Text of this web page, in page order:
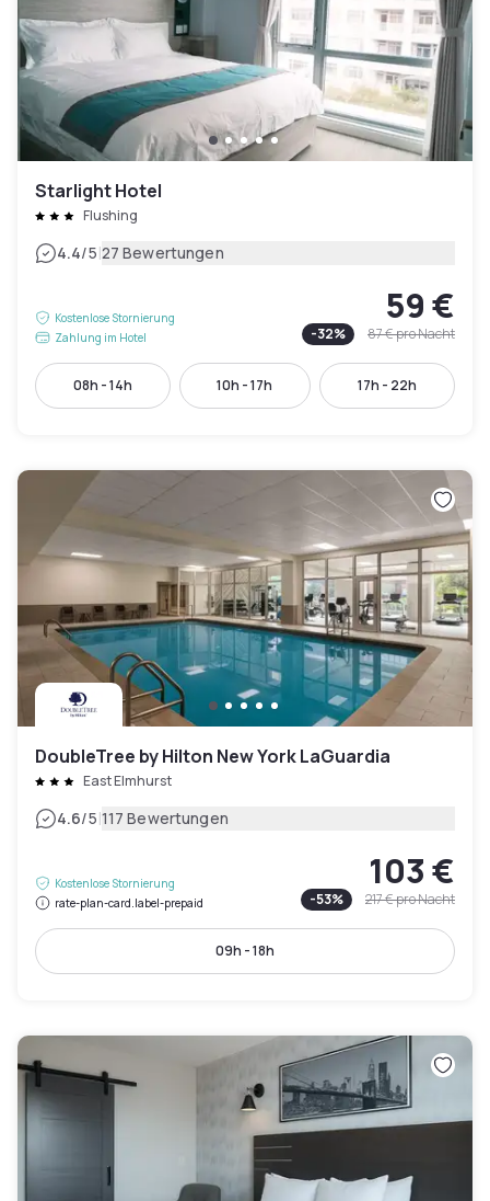
Starlight Hotel
Flushing
4.4/5|27 Bewertungen
Kostenlose Stornierung
Zahlung im Hotel
59 €
-32% 87 €pro Nacht
08h - 14h 10h - 17h 17h - 22h
DoubleTree by Hilton New York LaGuardia
East Elmhurst
4.6/5|117 Bewertungen
Kostenlose Stornierung
rate-plan-card.label-prepaid
103 €
-53% 217 €pro Nacht
09h - 18h